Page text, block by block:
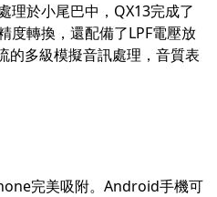
理於小尾巴中，QX13完成了
度轉換，還配備了LPF電壓放
的多級模擬音訊處理，音質表
完美吸附。Android手機可